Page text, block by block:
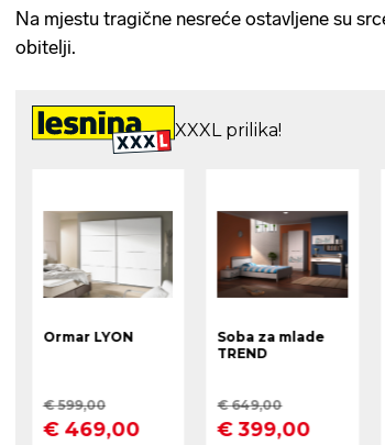
Na mjestu tragične nesreće ostavljene su
obitelji.